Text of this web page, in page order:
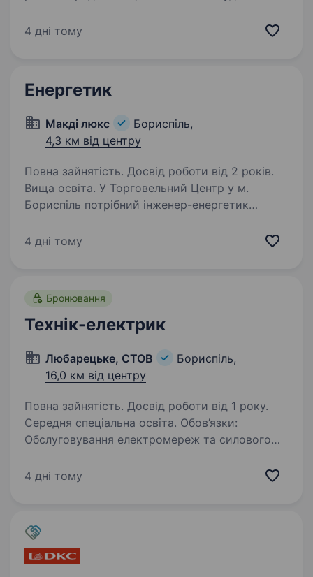
на території України з об'єктами різного
4 дні тому
Енергетик
Макді люкс
Бориспіль,
4,3 км від центру
Повна зайнятість. Досвід роботи від 2 років.
Вища освіта. У Торговельний Центр у м.
Бориспіль потрібний інженер-енергетик
освіта; Досвід роботи на аналогічній посаді;
4 дні тому
Бронювання
Технік-електрик
Любарецьке, СТОВ
Бориспіль,
16,0 км від центру
Повна зайнятість. Досвід роботи від 1 року.
Середня спеціальна освіта. Обов’язки:
Обслуговування електромереж та силового
Центральна 69А, с. Любарці, Бориспільський
4 дні тому